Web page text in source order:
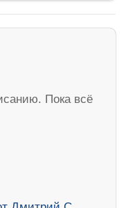
Пока всё